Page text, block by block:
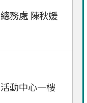
總務處 陳秋媛
活動中心一樓